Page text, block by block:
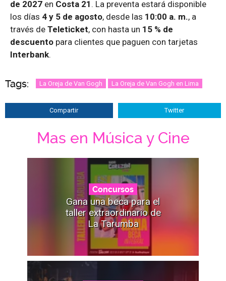
de 2027 en Costa 21 . La preventa estará disponible
los días 4 y 5 de agosto, desde las 10:00 a. m., a
través de Teleticket, con hasta un 15 % de
descuento para clientes que paguen con tarjetas
Interbank.
Tags: La Oreja de Van Gogh La Oreja de Van Gogh en Lima
Compartir Twitter
Mas en Música y Cine
Concursos
Gana una beca para el
taller extraordinario de
La Tarumba